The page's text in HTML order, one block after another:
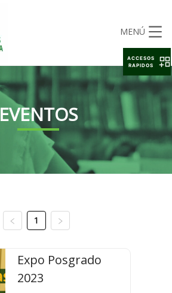
MENÚ
EVENTOS
1
Expo Posgrado
2023
ACCESOS
RAPIDOS